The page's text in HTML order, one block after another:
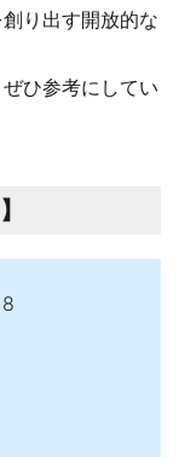
り出す開放的な
ひ参考にしてい